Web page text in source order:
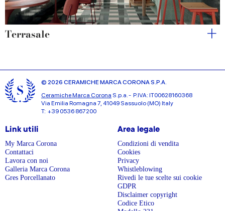
Terrasale
© 2026 CERAMICHE MARCA CORONA S.P.A.
Ceramiche Marca Corona S.p.a. - P.IVA: IT00628160368
Via Emilia Romagna 7, 41049 Sassuolo (MO) Italy
T: +39 0536 867200
Link utili
My Marca Corona
Contattaci
Lavora con noi
Galleria Marca Corona
Gres Porcellanato
Area legale
Condizioni di vendita
Cookies
Privacy
Whistleblowing
Rivedi le tue scelte sui cookie
GDPR
Disclaimer copyright
Codice Etico